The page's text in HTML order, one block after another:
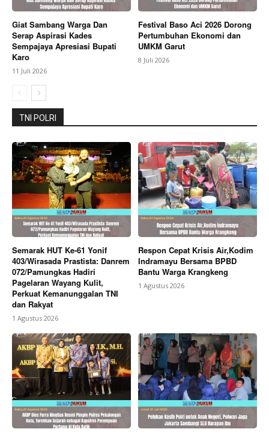
Giat Sambang Warga Dan
Serap Aspirasi Kades
Sempajaya Apresiasi Bupati
Karo
11 Juli 2026
Festival Baso Aci 2026 Dorong
Pertumbuhan Ekonomi dan
UMKM Garut
8 Juli 2026
TNI POLRI
Semarak HUT Ke-61 Yonif
403/Wirasada Prastista: Danrem
072/Pamungkas Hadiri
Pagelaran Wayang Kulit,
Perkuat Kemanunggalan TNI
dan Rakyat
1 Agustus 2026
Respon Cepat Krisis Air,Kodim
Indramayu Bersama BPBD
Bantu Warga Krangkeng
1 Agustus 2026